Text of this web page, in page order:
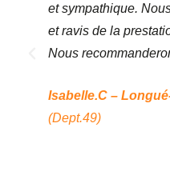
et sympathique.
et ravis de la
Nous
Isabelle.C –
(Dept.49)